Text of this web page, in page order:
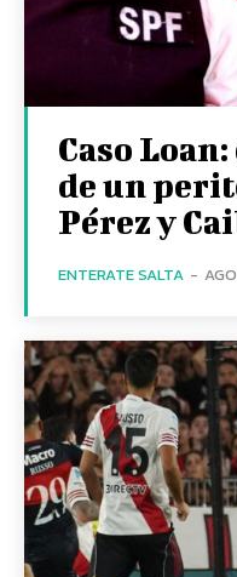
Caso
de un
Pérez y
ENTERATE SALTA -